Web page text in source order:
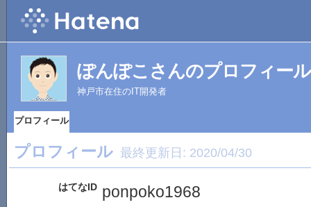
ぽんぽこさんのプロフィール
神戸市在住のIT開発者
プロフィール
プロフィール 最終更新日: 2020/04/30
はてなID ponpoko1968